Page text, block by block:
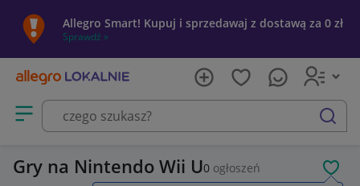
Allegro Smart! Kupuj i sprzedawaj z dostawą za 0 zł
Sprawdź »
Otwórz menu z kategoriami
szukaj
Gry na Nintendo Wii U0 ogłoszeń